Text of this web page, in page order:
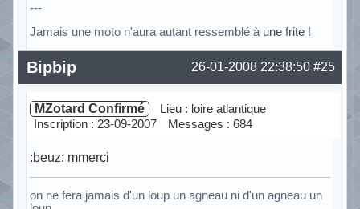
---
Jamais une moto n'aura autant ressemblé à une frite!
Hors ligne #25
26-01-2008 22:38:50
Bipbip
MZotard Confirmé
Lieu : loire atlantique
Inscription : 23-09-2007
Messages : 684
:beuz: mmerci
on ne fera jamais d'un loup un agneau ni d'un agneau un